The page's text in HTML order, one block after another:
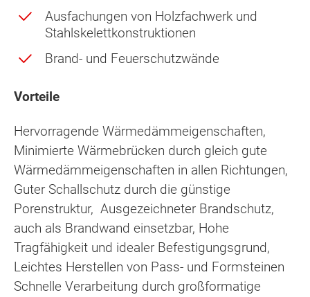
Ausfachungen von Holzfachwerk und
Stahlskelettkonstruktionen
Brand- und Feuerschutzwände
Vorteile
Hervorragende Wärmedämmeigenschaften,
Minimierte Wärmebrücken durch gleich gute
Wärmedämmeigenschaften in allen Richtungen,
Guter Schallschutz durch die günstige
Porenstruktur, Ausgezeichneter Brandschutz,
auch als Brandwand einsetzbar, Hohe
Tragfähigkeit und idealer Befestigungsgrund,
Leichtes Herstellen von Pass- und Formsteinen
Schnelle Verarbeitung durch großformatige